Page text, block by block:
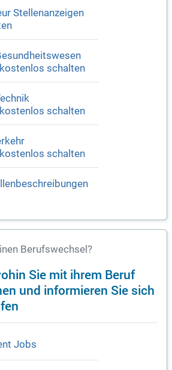
Stellenanzeigen
schalten
schalten
schalten
Berufswechsel?
Sie mit ihrem Beruf
und informieren Sie sich
Jobs